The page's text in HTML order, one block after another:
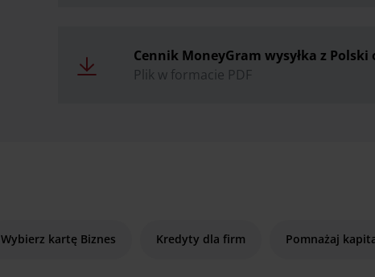
Cennik MoneyGram wysyłka z Polski
Plik w formacie PDF
Wybierz kartę Biznes Kredyty dla firm Pomnażaj